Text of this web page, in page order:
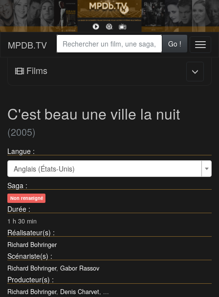
MPDB.TV Go !
Films
C'est beau une ville la nuit
(2005)
Langue :
Anglais (États-Unis)
Saga :
Non renseigné
Durée :
1 h 30 min
Réalisateur(s) :
Richard Bohringer
Scénariste(s) :
Richard Bohringer, Gabor Rassov
Producteur(s) :
Richard Bohringer, Denis Charvet, ...